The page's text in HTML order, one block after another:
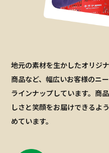
地元の素材を生かしたオリジ
商品など、幅広いお客様のニ
ラインナップしています。商
しさと笑顔をお届けできるよ
めています。